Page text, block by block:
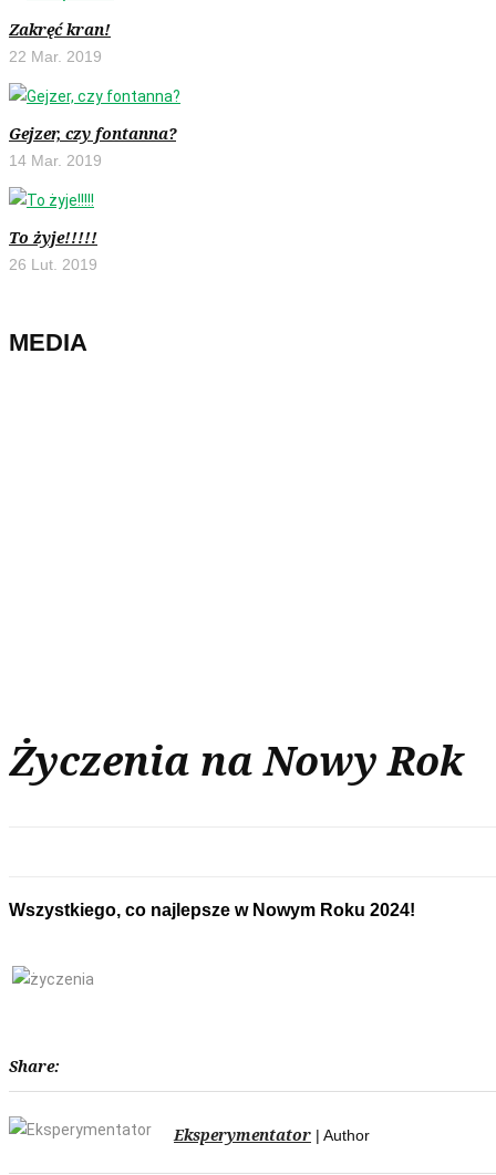
Zakręć kran!
22 Mar. 2019
Gejzer, czy fontanna?
14 Mar. 2019
To żyje!!!!!
26 Lut. 2019
MEDIA
Życzenia na Nowy Rok
Wszystkiego, co najlepsze w Nowym Roku
Share:
Eksperymentator | Author